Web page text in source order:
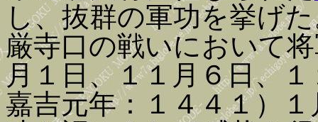
し、抜群の軍功を挙げ
厳寺口の戦いにおいて
月１日、１１月６日、
嘉吉元年：１４４１）